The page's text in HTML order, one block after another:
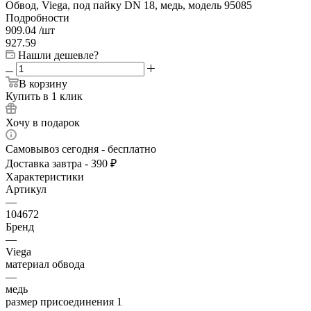
Обвод, Viega, под пайку DN 18, медь, модель 95085
Подробности
909.04 /шт
927.59
Нашли дешевле?
В корзину
Купить в 1 клик
Хочу в подарок
Самовывоз сегодня - бесплатно
Доставка завтра - 390 ₽
Характеристики
Артикул
—
104672
Бренд
—
Viega
материал обвода
—
медь
размер присоединения 1